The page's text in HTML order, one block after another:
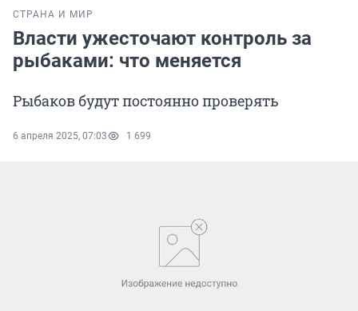
СТРАНА И МИР
Власти ужесточают контроль за
рыбаками: что меняется
Рыбаков будут постоянно проверять
6 апреля 2025, 07:03 1 699